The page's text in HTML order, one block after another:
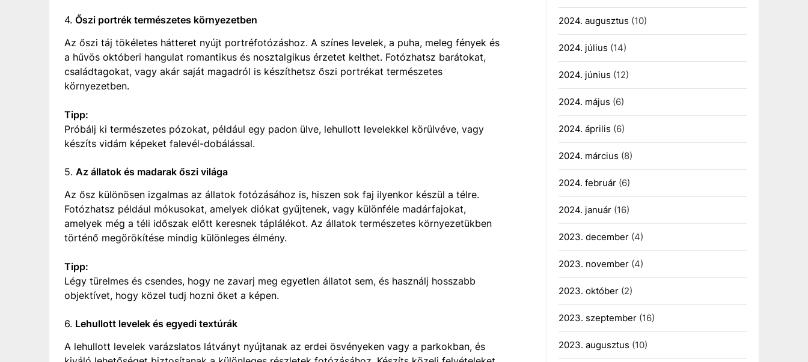
4. Őszi portrék természetes környezetben
Az őszi táj tökéletes hátteret nyújt portréfotózáshoz. A színes levelek, a puha, meleg fények és
a hűvös októberi hangulat romantikus és nosztalgikus érzetet kelthet. Fotózhatsz barátokat,
családtagokat, vagy akár saját magadról is készíthetsz őszi portrékat természetes
környezetben.
Tipp:
Próbálj ki természetes pózokat, például egy padon ülve, lehullott levelekkel körülvéve, vagy
készíts vidám képeket falevél-dobálással.
5. Az állatok és madarak őszi világa
Az ősz különösen izgalmas az állatok fotózásához is, hiszen sok faj ilyenkor készül a télre.
Fotózhatsz például mókusokat, amelyek diókat gyűjtenek, vagy különféle madárfajokat,
amelyek még a téli időszak előtt keresnek táplálékot. Az állatok természetes környezetükben
történő megörökítése mindig különleges élmény.
Tipp:
Légy türelmes és csendes, hogy ne zavarj meg egyetlen állatot sem, és használj hosszabb
objektívet, hogy közel tudj hozni őket a képen.
6. Lehullott levelek és egyedi textúrák
A lehullott levelek varázslatos látványt nyújtanak az erdei ösvényeken vagy a parkokban, és
2024. augusztus (10)
2024. július (14)
2024. június (12)
2024. május (6)
2024. április (6)
2024. március (8)
2024. február(6)
2024. január(16)
2023. december(4)
2023. november(4)
2023. október(2)
2023. szeptember(16)
2023. augusztus (10)